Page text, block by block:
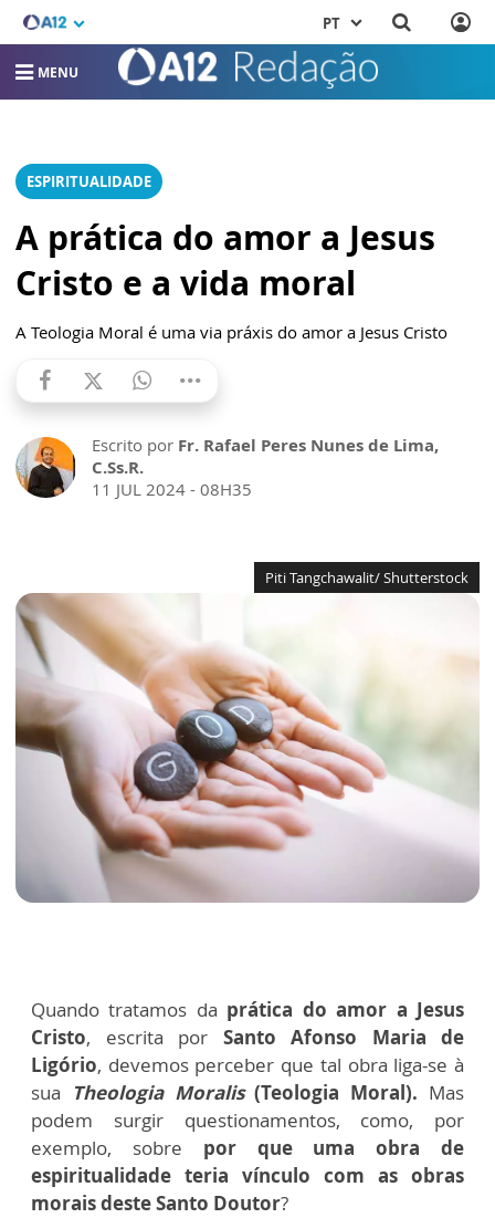
PT
MENU
ESPIRITUALIDADE
A prática do amor a Jesus
Cristo e a vida moral
A Teologia Moral é uma via práxis do amor a Jesus Cristo
Escrito por Fr. Rafael Peres Nunes de Lima,
C.Ss.R.
11 JUL 2024 - 08H35
Piti Tangchawalit/ Shutterstock
Quando tratamos da prática do amor a Jesus
Cristo, escrita por Santo Afonso Maria de
Ligório, devemos perceber que tal obra liga-se à
sua
Theologia Moralis(Teologia Moral). Mas
podem surgir questionamentos, como, por
exemplo, sobre por que uma obra de
espiritualidade teria vínculo com as obras
morais deste Santo Doutor?